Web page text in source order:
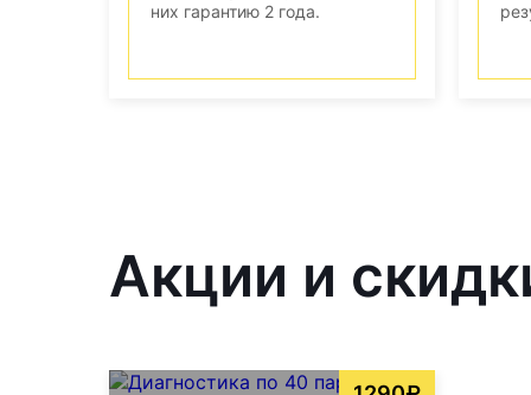
них гарантию 2 года.
Акции и